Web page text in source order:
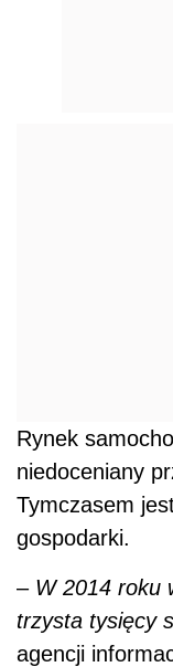
Rynek
niedoceniany
Tymczasem
gospodarki.
– W 2014 roku
trzysta tysięcy
agencji